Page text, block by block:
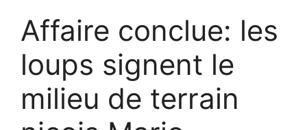
Affaire conclue: les
loups signent le
milieu de terrain